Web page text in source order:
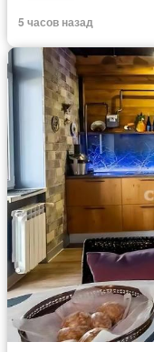
5 часов назад